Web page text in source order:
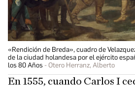
«Rendición de Breda», cuadro de
de la ciudad holandesa por el ejército
los 80 Años
Otero Herranz, Alberto
En 1555, cuando Carlos I